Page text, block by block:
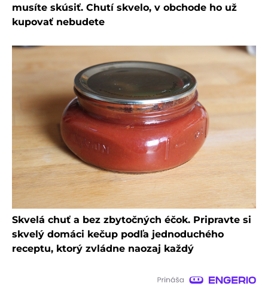
musíte skúsiť. Chutí skvelo, v obchode ho už
kupovať nebudete
Skvelá chuť a bez zbytočných éčok. Pripravte si
skvelý domáci kečup podľa jednoduchého
receptu, ktorý zvládne naozaj každý